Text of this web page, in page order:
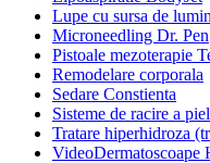
Lupe cu sursa de
Microneedling Dr. Pen
Pistoale mezoterapie
Remodelare corporala
Sedare Constienta
Sisteme de racire a
Tratare hiperhidroza
VideoDermatoscoape